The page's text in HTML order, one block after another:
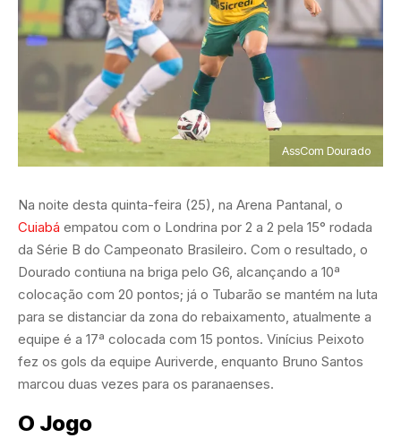
AssCom Dourado
Na noite desta quinta-feira (25), na Arena Pantanal, o
Cuiabá empatou com o Londrina por 2 a 2 pela 15° rodada
da Série B do Campeonato Brasileiro. Com o resultado, o
Dourado contiuna na briga pelo G6, alcançando a 10ª
colocação com 20 pontos; já o Tubarão se mantém na luta
para se distanciar da zona do rebaixamento, atualmente a
equipe é a 17ª colocada com 15 pontos. Vinícius Peixoto
fez os gols da equipe Auriverde, enquanto Bruno Santos
marcou duas vezes para os paranaenses.
O Jogo